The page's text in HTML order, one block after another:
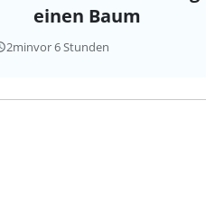
2min
einen Baum
vor 6 Stunden